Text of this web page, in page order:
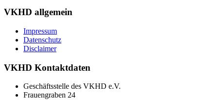
VKHD allgemein
Impressum
Datenschutz
Disclaimer
VKHD Kontaktdaten
Geschäftsstelle des VKHD e.V.
Frauengraben 24